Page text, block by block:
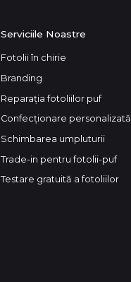
Serviciile Noastre
Fotolii în chirie
Branding
Reparația fotoliilor puf
Confecționare personalizată
Schimbarea umpluturii
Trade-in pentru fotolii-puf
Testare gratuită a fotoliilor